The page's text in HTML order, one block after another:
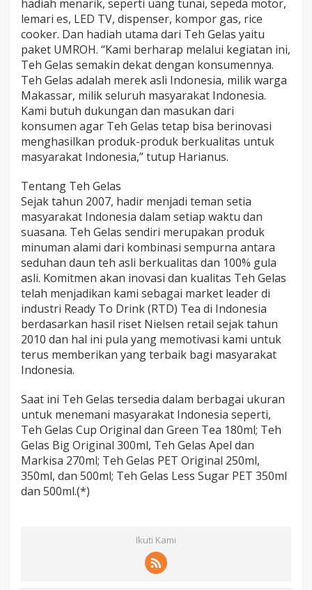
hadiah menarik, seperti uang tunai, sepeda motor,
lemari es, LED TV, dispenser, kompor gas, rice
cooker. Dan hadiah utama dari Teh Gelas yaitu
paket UMROH. “Kami berharap melalui kegiatan ini,
Teh Gelas semakin dekat dengan konsumennya.
Teh Gelas adalah merek asli Indonesia, milik warga
Makassar, milik seluruh masyarakat Indonesia.
Kami butuh dukungan dan masukan dari
konsumen agar Teh Gelas tetap bisa berinovasi
menghasilkan produk-produk berkualitas untuk
masyarakat Indonesia,” tutup Harianus.
Tentang Teh Gelas
Sejak tahun 2007, hadir menjadi teman setia
masyarakat Indonesia dalam setiap waktu dan
suasana. Teh Gelas sendiri merupakan produk
minuman alami dari kombinasi sempurna antara
seduhan daun teh asli berkualitas dan 100% gula
asli. Komitmen akan inovasi dan kualitas Teh Gelas
telah menjadikan kami sebagai market leader di
industri Ready To Drink (RTD) Tea di Indonesia
berdasarkan hasil riset Nielsen retail sejak tahun
2010 dan hal ini pula yang memotivasi kami untuk
terus memberikan yang terbaik bagi masyarakat
Indonesia.
Saat ini Teh Gelas tersedia dalam berbagai ukuran
untuk menemani masyarakat Indonesia seperti,
Teh Gelas Cup Original dan Green Tea 180ml; Teh
Gelas Big Original 300ml, Teh Gelas Apel dan
Markisa 270ml; Teh Gelas PET Original 250ml,
350ml, dan 500ml; Teh Gelas Less Sugar PET 350ml
dan 500ml.(*)
Ikuti Kami